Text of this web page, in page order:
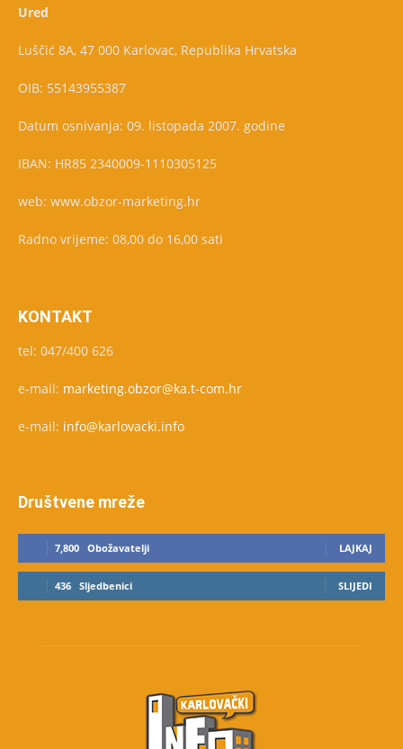
Ured
Luščić 8A, 47 000 Karlovac, Republika Hrvatska
OIB: 55143955387
Datum osnivanja: 09. listopada 2007. godine
IBAN: HR85 2340009-1110305125
web: www.obzor-marketing.hr
Radno vrijeme: 08,00 do 16,00 sati
KONTAKT
tel: 047/400 626
e-mail: marketing.obzor@ka.t-com.hr
e-mail: info@karlovacki.info
Društvene mreže
7,800 Obožavatelji LAJKAJ
436 Sljedbenici SLIJEDI